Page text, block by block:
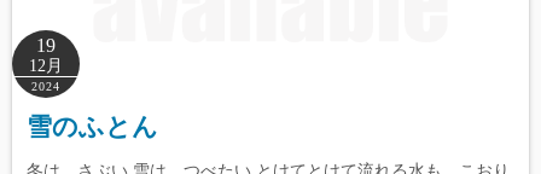
19
12月
2024
雪のふとん